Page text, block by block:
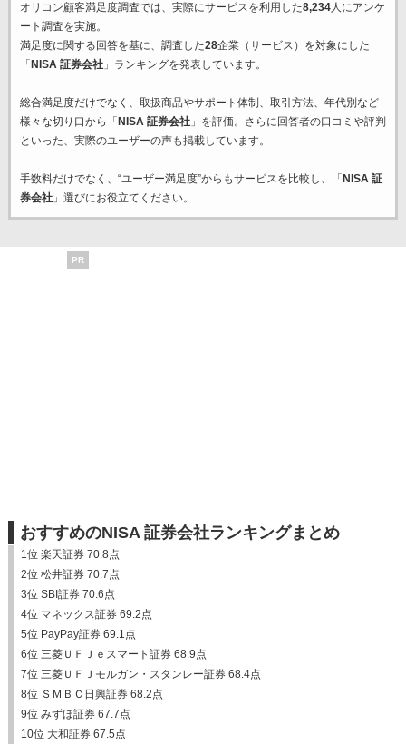
オリコン顧客満足度調査では、実際にサービスを利用した8,234人にアンケ
ート調査を実施。
満足度に関する回答を基に、調査した28企業（サービス）を対象にした
「NISA 証券会社」ランキングを発表しています。
総合満足度だけでなく、取扱商品やサポート体制、取引方法、年代別など
様々な切り口から「NISA 証券会社」を評価。さらに回答者の口コミや評判
といった、実際のユーザーの声も掲載しています。
手数料だけでなく、“ユーザー満足度”からもサービスを比較し、「NISA 証
券会社」選びにお役立てください。
PR
おすすめのNISA 証券会社ランキングまとめ
1位 楽天証券 70.8点
2位 松井証券 70.7点
3位 SBI証券 70.6点
4位 マネックス証券 69.2点
5位 PayPay証券 69.1点
6位 三菱ＵＦＪｅスマート証券 68.9点
7位 三菱ＵＦＪモルガン・スタンレー証券 68.4点
8位 ＳＭＢＣ日興証券 68.2点
9位 みずほ証券 67.7点
10位 大和証券 67.5点